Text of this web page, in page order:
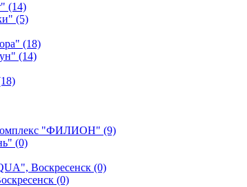
(14)
(5)
(18)
(14)
комплекс "ФИЛИОН" (9)
(0)
Воскресенск (0)
(0)